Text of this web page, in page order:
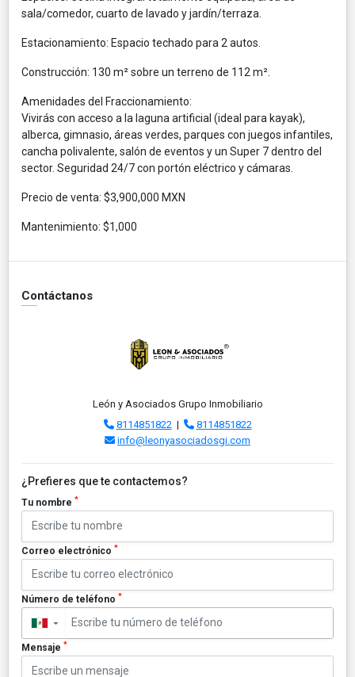
sala/comedor, cuarto de lavado y jardín/terraza.
Estacionamiento: Espacio techado para 2 autos.
Construcción: 130 m² sobre un terreno de 112 m².
Amenidades del Fraccionamiento:
Vivirás con acceso a la laguna artificial (ideal para kayak),
alberca, gimnasio, áreas verdes, parques con juegos infantiles,
cancha polivalente, salón de eventos y un Super 7 dentro del
sector. Seguridad 24/7 con portón eléctrico y cámaras.
Precio de venta: $3,900,000 MXN
Mantenimiento: $1,000
Contáctanos
León y Asociados Grupo Inmobiliario
8114851822 |
8114851822
info@leonyasociadosgi.com
¿Prefieres que te contactemos?
Tu nombre *
Correo electrónico *
Número de teléfono *
▼
Mensaje *